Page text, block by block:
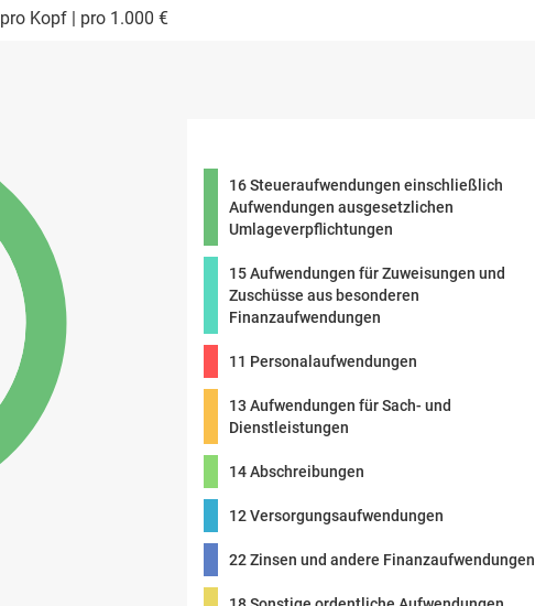
pro Kopf pro 1.000 €
16 Steueraufwendungen einschließlich
Aufwendungen ausgesetzlichen
Umlageverpflichtungen
15 Aufwendungen für Zuweisungen und
Zuschüsse aus besonderen
Finanzaufwendungen
11 Personalaufwendungen
13 Aufwendungen für Sach- und
Dienstleistungen
14 Abschreibungen
12 Versorgungsaufwendungen
22 Zinsen und andere Finanzaufwendungen